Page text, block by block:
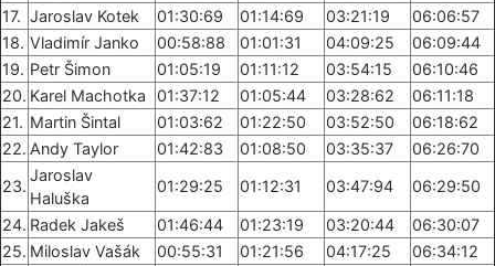
17. Jaroslav Kotek 01:30:69 01:14:69 03:21:19
06:06:57
18. Vladimír Janko 00:58:88 01:01:31 04:09:25
06:09:44
19. Petr Šimon 01:05:19 01:11:12 03:54:15
06:10:46
20. Karel Machotka 01:37:12 01:05:44 03:28:62
06:11:18
21. Martin Šintal 01:03:62 01:22:50 03:52:50
06:18:62
22. Andy Taylor 01:42:83 01:08:50 03:35:37
06:26:70
23.
Jaroslav
Haluška
01:29:25 01:12:31 03:47:94 06:29:50
24. Radek Jakeš 01:46:44 01:23:19 03:20:44
06:30:07
25. Miloslav Vašák 00:55:31 01:21:56 04:17:25
06:34:12